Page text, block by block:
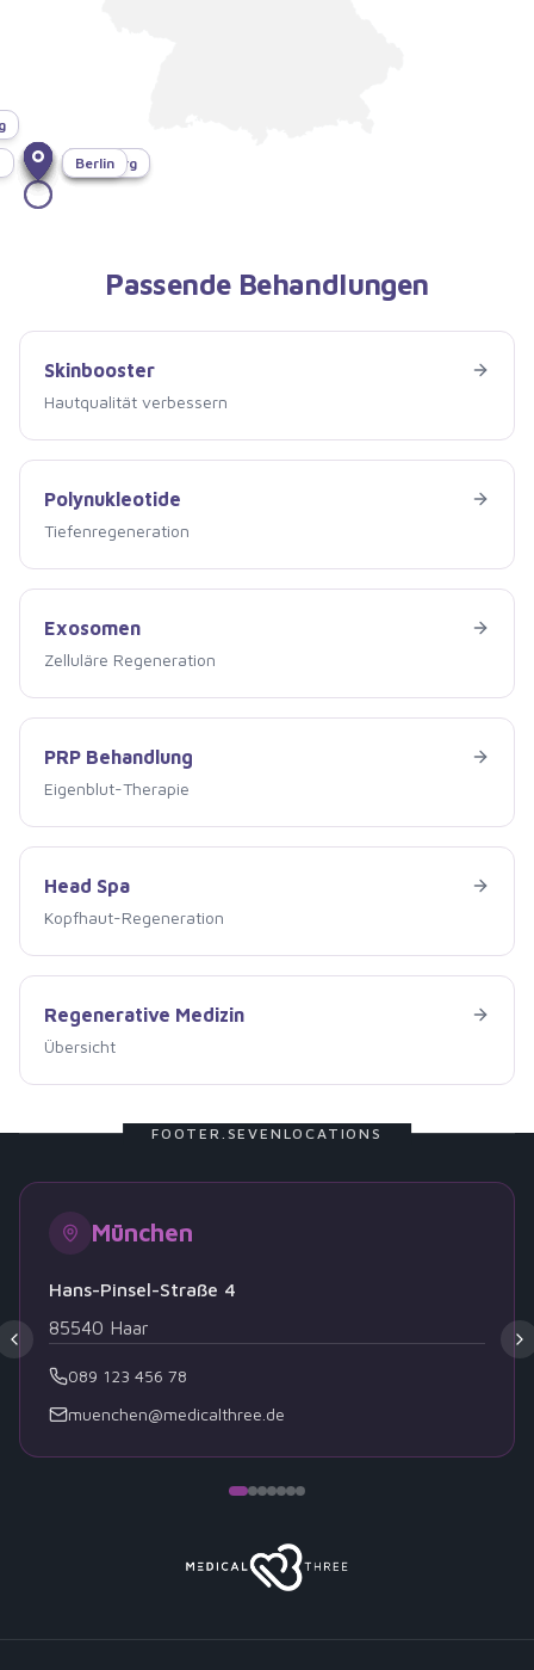
München
Bonn
Dresden
Hamburg
Berlin
Passende Behandlungen
Skinbooster
Hautqualität verbessern
Skinbooster
Polynukleotide
Tiefenregeneration
Polynukleotide
Exosomen
Zelluläre Regeneration
Exosomen
PRP Behandlung
Eigenblut-Therapie
PRP Behandlung
Head Spa
Kopfhaut-Regeneration
Head Spa
Regenerative Medizin
Übersicht
Regenerative Medizin
FOOTER.SEVENLOCATIONS
München
Hans-Pinsel-Straße 4
85540 Haar
089 123 456 78
muenchen@medicalthree.de